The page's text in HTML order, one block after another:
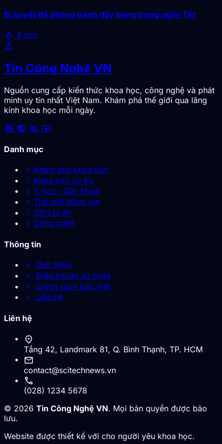
Bí quyết để phòng tránh đầy bụng trong ngày Tết
bolt 4 min
science
Tin Công Nghệ VN
Nguồn cung cấp kiến thức khoa học, công nghệ và phát
minh uy tín nhất Việt Nam. Khám phá thế giới qua lăng
kính khoa học mỗi ngày.
social_leaderboard public rss_feed smart_display
Danh mục
chevron_right Khám phá khoa học
chevron_right Khoa học vũ trụ
chevron_right Y học - Sức khỏe
chevron_right Thế giới động vật
chevron_right 1001 bí ẩn
chevron_right Công nghệ
Thông tin
chevron_right Giới thiệu
chevron_right Điều khoản sử dụng
chevron_right Chính sách bảo mật
chevron_right Liên hệ
Liên hệ
location_on
Tầng 42, Landmark 81, Q. Bình Thạnh, TP. HCM
mail
contact@scitechnews.vn
call
(028) 1234 5678
© 2026 Tin Công Nghệ VN. Mọi bản quyền được bảo
lưu.
Website được thiết kế với cho người yêu khoa học.